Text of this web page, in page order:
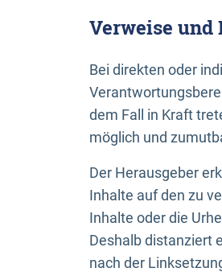
Verweise und
Bei direkten oder
dem Fall in Kraft
möglich und
Der Herausgeber
Inhalte auf den zu
Inhalte oder die
Deshalb distanziert
nach der